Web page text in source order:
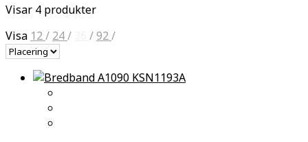
Visar 4 produkter
Visa 12/ 24/ /92/